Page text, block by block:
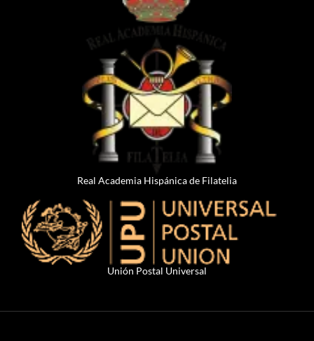
Real Academia Hispánica de Filatelia
Unión Postal Universal